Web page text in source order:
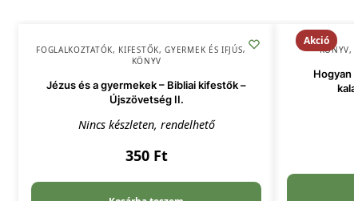
FOGLALKOZTATÓK, KIFESTŐK,GYERMEK ÉS IFJÚSÁG,
KÖNYV
Jézus és a gyermekek – Bibliai kifestők –
Újszövetség II.
Nincs készleten, rendelhető
350 Ft
Akció
KÖNYV,
Hogyan